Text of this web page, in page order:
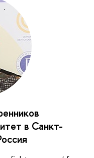
в Санкт-